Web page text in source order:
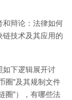
和辩论：法律如何
技术及其应用的
如下逻辑展开讨
圈”及其规制文件
圈”），有哪些法